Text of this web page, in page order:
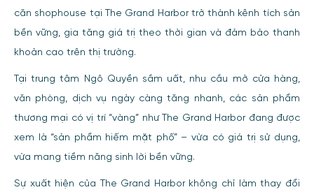
căn shophouse tại The Grand Harbor trở thành kênh tích sản
bền vững, gia tăng giá trị theo thời gian và đảm bảo thanh
khoản cao trên thị trường.
Tại trung tâm Ngô Quyền sầm uất, nhu cầu mở cửa hàng,
văn phòng, dịch vụ ngày càng tăng nhanh, các sản phẩm
thương mại có vị trí “vàng” như The Grand Harbor đang được
xem là “sản phẩm hiếm mặt phố” – vừa có giá trị sử dụng,
vừa mang tiềm năng sinh lời bền vững.
Sự xuất hiện của The Grand Harbor không chỉ làm thay đổi